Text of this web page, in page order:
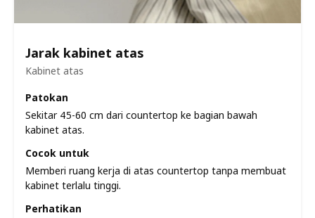
Jarak kabinet atas
Kabinet atas
Patokan
Sekitar 45-60 cm dari countertop ke bagian bawah
kabinet atas.
Cocok untuk
Memberi ruang kerja di atas countertop tanpa membuat
kabinet terlalu tinggi.
Perhatikan